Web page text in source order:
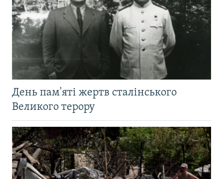
День пам'яті жертв сталінського
Великого терору